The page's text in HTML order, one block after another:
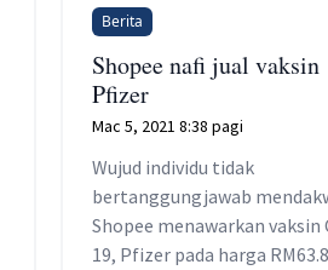
Berita
Shopee nafi jual vaksin
Pfizer
Mac 5, 2021 8:38 pagi
Wujud individu tidak
bertanggungjawab
Shopee menawarkan vaksin
19, Pfizer pada harga